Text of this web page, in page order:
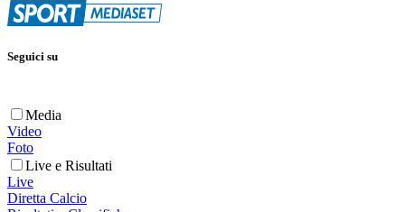
Seguici su
Media
Video
Foto
Live e Risultati
Live
Diretta Calcio